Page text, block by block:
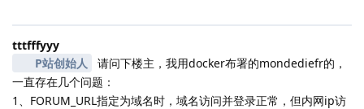
tttfffyyy
P站创始人
请问下楼主，我用docker布署的mondediefr的，
一直存在几个问题：
1、FORUM_URL指定为域名时，域名访问并登录正常，但内网ip访